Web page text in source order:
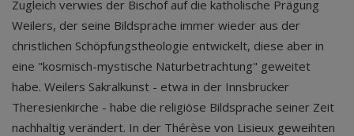
Zugleich verwies der Bischof auf die katholische Prägung
Weilers, der seine Bildsprache immer wieder aus der
christlichen Schöpfungstheologie entwickelt, diese aber in
eine "kosmisch-mystische Naturbetrachtung" geweitet
habe. Weilers Sakralkunst - etwa in der Innsbrucker
Theresienkirche - habe die religiöse Bildsprache seiner Zeit
nachhaltig verändert. In der Thérèse von Lisieux geweihten